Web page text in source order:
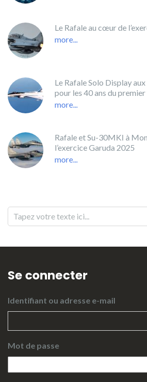
Le Rafale au cœur de
more...
Le Rafale Solo Display
pour les 40 ans du
more...
Rafale et Su-30MKI à
l’exercice Garuda 2025
more...
Se connecter
Identifiant ou adresse e-mail
Mot de passe